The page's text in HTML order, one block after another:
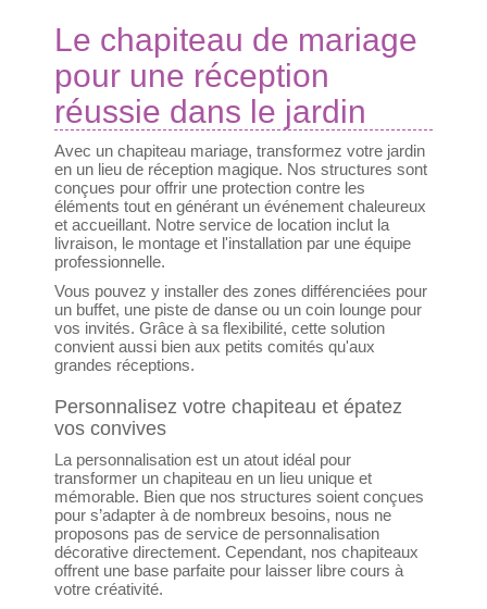
Le chapiteau de mariage
pour une réception
réussie dans le jardin
Avec un chapiteau mariage, transformez votre jardin
en un lieu de réception magique. Nos structures sont
conçues pour offrir une protection contre les
éléments tout en générant un événement chaleureux
et accueillant. Notre service de location inclut la
livraison, le montage et l'installation par une équipe
professionnelle.
Vous pouvez y installer des zones différenciées pour
un buffet, une piste de danse ou un coin lounge pour
vos invités. Grâce à sa flexibilité, cette solution
convient aussi bien aux petits comités qu'aux
grandes réceptions.
Personnalisez votre chapiteau et épatez
vos convives
La personnalisation est un atout idéal pour
transformer un chapiteau en un lieu unique et
mémorable. Bien que nos structures soient conçues
pour s’adapter à de nombreux besoins, nous ne
proposons pas de service de personnalisation
décorative directement. Cependant, nos chapiteaux
offrent une base parfaite pour laisser libre cours à
votre créativité.